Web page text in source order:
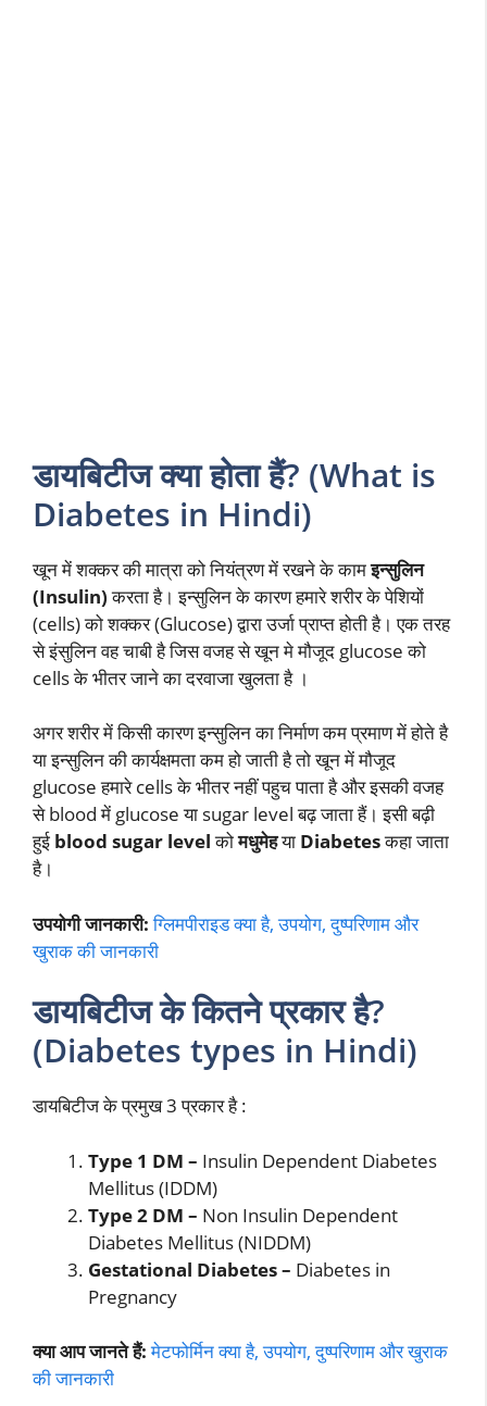
डायबिटीज क्या होता हैं? (What is
Diabetes in Hindi)
खून में शक्कर की मात्रा को नियंत्रण में रखने के कामइन्सुलिन
(Insulin)करता है। इन्सुलिन के कारण हमारे शरीर के पेशियों
(cells) को शक्कर (Glucose) द्वारा उर्जा प्राप्त होती है। एक तरह
से इंसुलिन वह चाबी है जिस वजह से खून मे मौजूद glucose को
cells के भीतर जाने का दरवाजा खुलता है ।
अगर शरीर में किसी कारण इन्सुलिन का निर्माण कम प्रमाण में होते है
या इन्सुलिन की कार्यक्षमता कम हो जाती है तो खून में मौजूद
glucose हमारे cells के भीतर नहीं पहुच पाता है और इसकी वजह
से blood में glucose या sugar level बढ़ जाता हैं। इसी बढ़ी
हुई blood sugar levelकोमधुमेहया Diabetesकहा जाता
है।
उपयोगी जानकारी: ग्लिमपीराइड क्या है, उपयोग, दुष्परिणाम और
खुराक की जानकारी
डायबिटीज के कितने प्रकार है?
(Diabetes types in Hindi)
डायबिटीज के प्रमुख 3 प्रकार है :
Type 1 DM – Insulin Dependent Diabetes
Mellitus (IDDM)
Type 2 DM – Non Insulin Dependent
Diabetes Mellitus (NIDDM)
Gestational Diabetes – Diabetes in
Pregnancy
क्या आप जानते हैं: मेटफोर्मिन क्या है, उपयोग, दुष्परिणाम और खुराक
की जानकारी